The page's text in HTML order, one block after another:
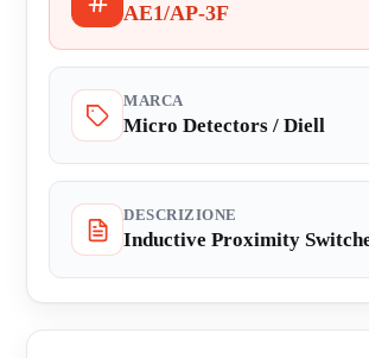
AE1/AP-3F
MARCA
Micro Detectors / Diell
DESCRIZIONE
Inductive Proximity